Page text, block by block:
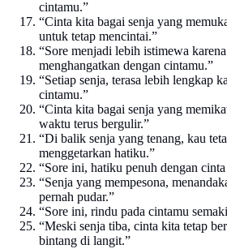
cintamu.”
“Cinta kita bagai senja yang
untuk tetap mencintai.”
“Sore menjadi lebih istimewa
menghangatkan dengan cintamu.”
“Setiap senja, terasa lebih lengkap
cintamu.”
“Cinta kita bagai senja yang
waktu terus bergulir.”
“Di balik senja yang tenang, kau
menggetarkan hatiku.”
“Sore ini, hatiku penuh dengan
“Senja yang mempesona,
pernah pudar.”
“Sore ini, rindu pada cintamu
“Meski senja tiba, cinta kita tetap
bintang di langit.”